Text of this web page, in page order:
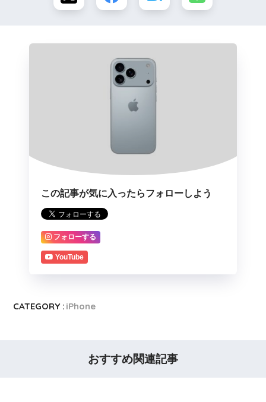
この記事が気に入ったらフォローしよう
フォローする
YouTube
CATEGORY : iPhone
おすすめ関連記事